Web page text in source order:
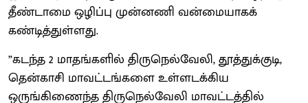
தீண்டாமை ஒழிப்பு முன்னணி வன்மையாகக்
கண்டித்துள்ளது.
”கடந்த 2 மாதங்களில் திருநெல்வேலி, தூத்துக்குடி,
தென்காசி மாவட்டங்களை உள்ளடக்கிய
ஒருங்கிணைந்த திருநெல்வேலி மாவட்டத்தில்